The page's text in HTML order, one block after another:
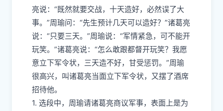
亮说：“既然就要交战，十天造好，必然误了大
事。”周瑜问：“先生预计几天可以造好？”诸葛亮
说：“只要三天。”周瑜说：“军情紧急，可不能开
玩笑。”诸葛亮说：“怎么敢跟都督开玩笑？我愿
意立下军令状，三天造不好，甘受惩罚。”周瑜
很高兴，叫诸葛亮当面立下军令状，又摆了酒席
招待他。
1. 选段中，周瑜请诸葛亮商议军事，表面上是为